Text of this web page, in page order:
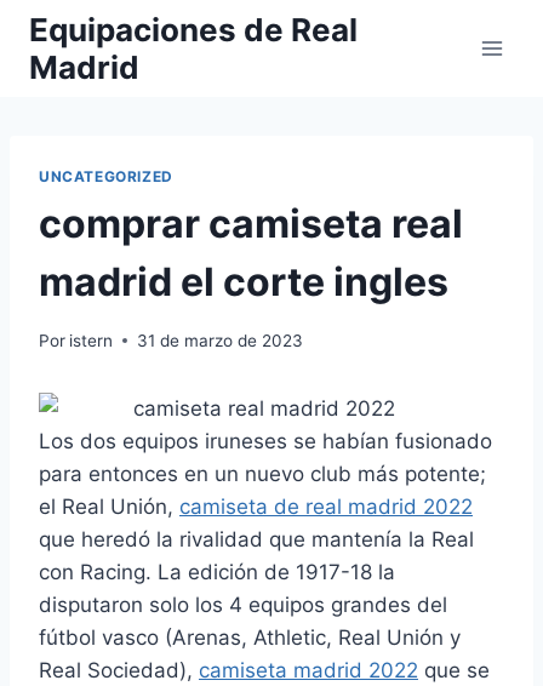
Saltar
contenido
Equipaciones de Real
Madrid
UNCATEGORIZED
comprar camiseta real
madrid el corte ingles
Por istern 31 de marzo de 2023
Los dos equipos iruneses se habían fusionado
para entonces en un nuevo club más potente;
el Real Unión, camiseta de real madrid 2022
que heredó la rivalidad que mantenía la Real
con Racing. La edición de 1917-18 la
disputaron solo los 4 equipos grandes del
fútbol vasco (Arenas, Athletic, Real Unión y
Real Sociedad), camiseta madrid 2022 que se